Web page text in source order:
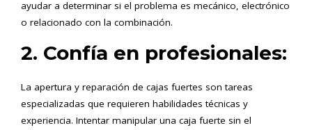
ayudar a determinar si el problema es mecánico, electrónico
o relacionado con la combinación.
2. Confía en profesionales:
La apertura y reparación de cajas fuertes son tareas
especializadas que requieren habilidades técnicas y
experiencia. Intentar manipular una caja fuerte sin el